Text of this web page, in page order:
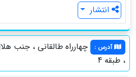
انتشار
آدرس :
چهارراه طالقانی ، جنب
، طبقه 4